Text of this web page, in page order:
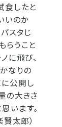
食したと
いのか
スタじ
らうこと
に飛び、
なりの
公開し
の大きさ
います。
太郎）